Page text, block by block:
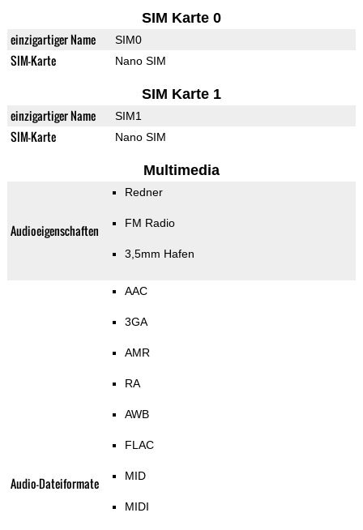
SIM Karte 0
einzigartiger Name SIM0
SIM-Karte Nano SIM
SIM Karte 1
einzigartiger Name SIM1
SIM-Karte Nano SIM
Multimedia
Audioeigenschaften
Redner
FM Radio
3,5mm Hafen
Audio-Dateiformate
AAC
3GA
AMR
RA
AWB
FLAC
MID
MIDI